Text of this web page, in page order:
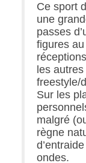
Ce sport
une
passes
figures
les
freestyle/
Sur les
malgré
règne
ondes.